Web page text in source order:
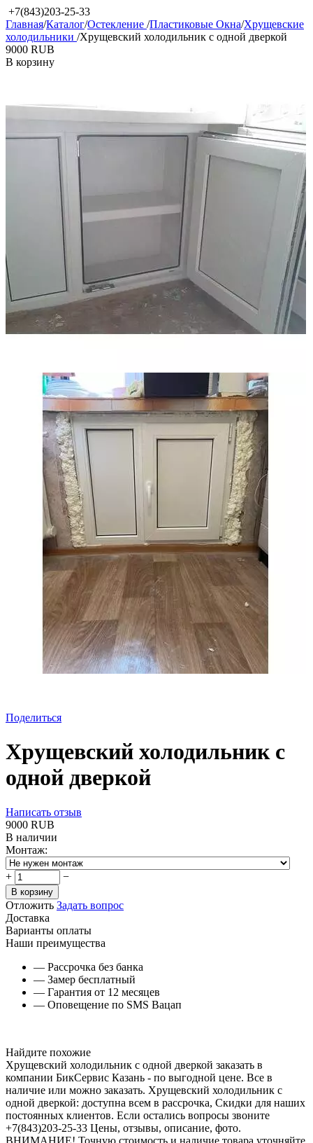
+7(843)203-25-33
Главная/Каталог/Остекление /Пластиковые Окна/Хрущевские
холодильники /Хрущевский холодильник с одной дверкой
‍9000‍ RUB
В корзину
Поделиться
Хрущевский холодильник с
одной дверкой
Написать отзыв
‍9000‍ RUB
В наличии
Монтаж:
+ −
В корзину
Отложить Задать вопрос
Доставка
Варианты оплаты
Наши преимущества
— Рассрочка без банка
— Замер бесплатный
— Гарантия от 12 месяцев
— Оповещение по SMS Вацап
Найдите похожие
Хрущевский холодильник с одной дверкой заказать в
компании БикСервис Казань - по выгодной цене. Все в
наличие или можно заказать. Хрущевский холодильник с
одной дверкой: доступна всем в рассрочка, Скидки для наших
постоянных клиентов. Если остались вопросы звоните
+7(843)203-25-33 Цены, отзывы, описание, фото.
ВНИМАНИЕ! Точную стоимость и наличие товара уточняйте